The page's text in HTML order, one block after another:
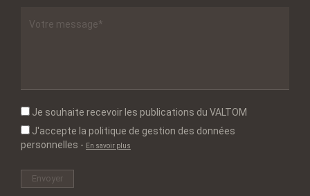
Je souhaite recevoir les publications du VALTOM
J'accepte la politique de gestion des données
personnelles - En savoir plus